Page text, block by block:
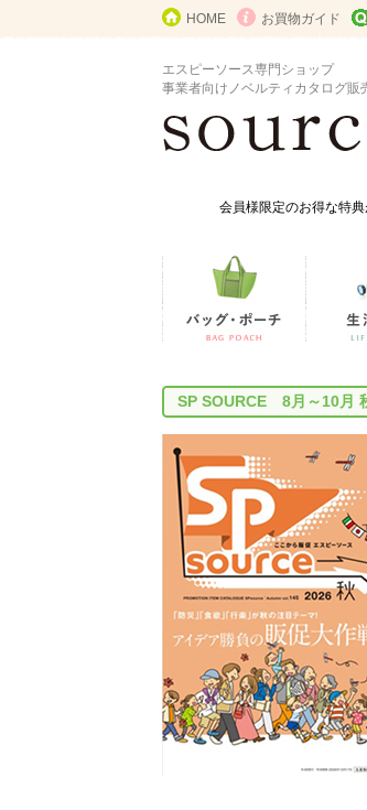
HOME お買物ガイド
エスピーソース専門ショップ
事業者向けノベルティカタログ販
会員様限定のお得な特
SP SOURCE 8月～10月